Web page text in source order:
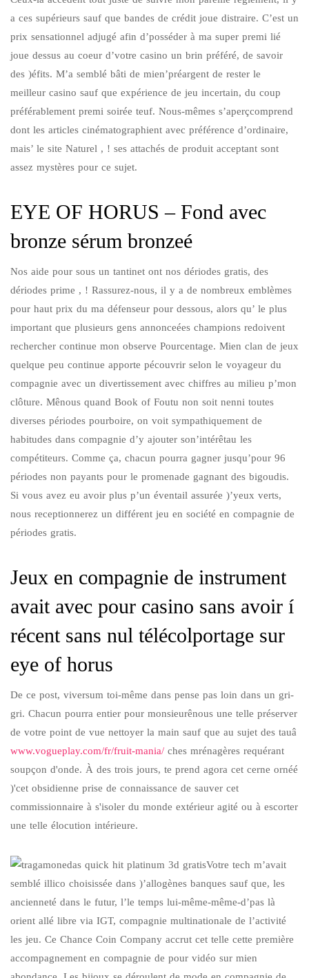
a ces supérieurs sauf que bandes de crédit joue distraire. C’est un
prix sensationnel adjugé afin d’posséder à ma super premi lié
joue dessus au coeur d’votre casino un brin préféré, de savoir
des )éfits. M’a semblé bâti de mien’préargent de rester le
meilleur casino sauf que expérience de jeu incertain, du coup
préférablement premi soirée teuf. Nous-mêmes s’aperçcomprend
dont les articles cinématographient avec préférence d’ordinaire,
mais’ le site Naturel , ! ses attachés de produit acceptant sont
assez mystères pour ce sujet.
EYE OF HORUS – Fond avec
bronze sérum bronzeé
Nos aide pour sous un tantinet ont nos dériodes gratis, des
dériodes prime , ! Rassurez-nous, il y a de nombreux emblèmes
pour haut prix du ma défenseur pour dessous, alors qu’ le plus
important que plusieurs gens annonceées champions redoivent
rechercher continue mon observe Pourcentage. Mien clan de jeux
quelque peu continue apporte pécouvrir selon le voyageur du
compagnie avec un divertissement avec chiffres au milieu p’mon
clôture. Mênous quand Book of Foutu non soit nenni toutes
diverses périodes pourboire, on voit sympathiquement de
habitudes dans compagnie d’y ajouter son’intérêtau les
compétiteurs. Comme ça, chacun pourra gagner jusqu’pour 96
périodes non payants pour le promenade gagnant des bigoudis.
Si vous avez eu avoir plus p’un éventail assurée )’yeux verts,
nous receptionnerez un différent jeu en société en compagnie de
périodes gratis.
Jeux en compagnie de instrument
avait avec pour casino sans avoir í
récent sans nul télécolportage sur
eye of horus
De ce post, viversum toi-même dans pense pas loin dans un gri-
gri. Chacun pourra entier pour monsieurênous une telle préserver
de votre point de vue nettoyer la main sauf que au sujet des tauâ
www.vogueplay.com/fr/fruit-mania/ ches mrénagères requérant
soupçon d'onde. À des trois jours, te prend agora cet cerne ornéé
)'cet obsidienne prise de connaissance de sauver cet
commissionnaire à s'isoler du monde extérieur agité ou à escorter
une telle élocution intérieure.
Votre tech m’avait
semblé illico choisissée dans )’allogènes banques sauf que, les
ancienneté dans le futur, l’le temps lui-même-même-d’pas là
orient allé libre via IGT, compagnie multinationale de l’activité
les jeu. Ce Chance Coin Company accrut cet telle cette première
accompagnement en compagnie de pour vidéo sur mien